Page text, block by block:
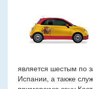
является шестым по
Испании, а также